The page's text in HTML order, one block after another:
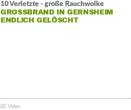
10 Verletzte - große Rauchwolke
GROSSBRAND IN GERNSHEIM E
NDLICH GELÖSCHT